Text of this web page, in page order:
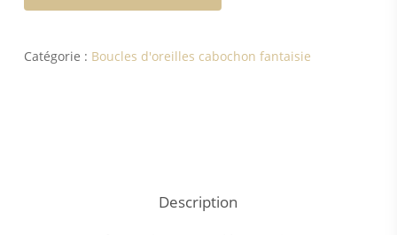
Catégorie : Boucles d'oreilles cabochon fantaisie
Description